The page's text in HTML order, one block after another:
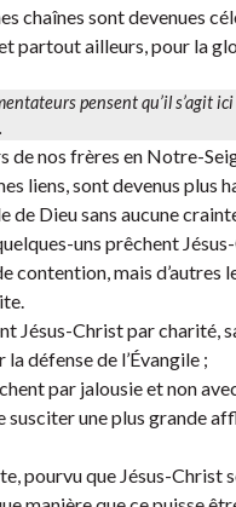
chaînes sont devenues
et partout ailleurs, pour la
pensent qu’il s’agit
de nos frères en Notre-
liens, sont devenus plus
de Dieu sans aucune
uns prêchent
contention, mais d’autres
Jésus-Christ par charité,
la défense de l’Évangile ;
par jalousie et non
susciter une plus grande
pourvu que Jésus-Christ